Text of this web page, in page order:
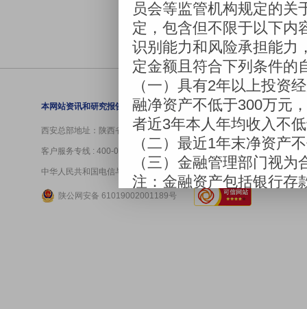
营业网点 |
本网站资讯和研究报告仅作为参考依据，对于据此操作可能引起的损失
西安总部地址：陕西省西安市高新区锦业路12号迈科中心43层、41层
客户服务专线 : 400-029-4008 资管业务专线 : 400-029-2118
中华人民共和国电信与信息服务业务经营许可证： 陕ICP备10004859号-1
陕公网安备 61019002001189号